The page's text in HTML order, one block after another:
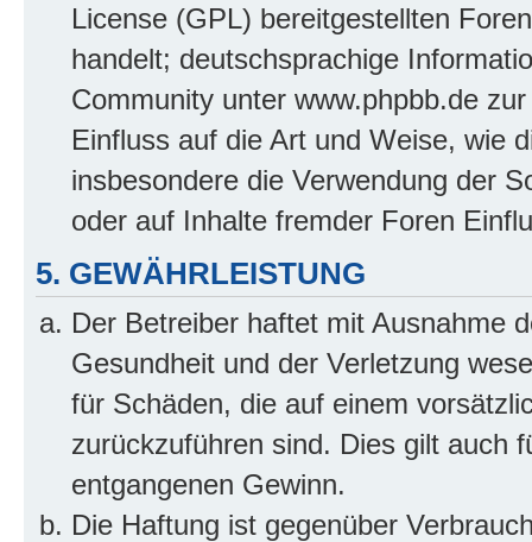
License (GPL) bereitgestellten
handelt; deutschsprachige
Community unter www.phpbb.de
Einfluss auf die Art und Weise, wie
insbesondere die Verwendung der
oder auf Inhalte fremder Foren
5. GEWÄHRLEISTUNG
Der Betreiber haftet mit Ausnahme
Gesundheit und der Verletzung
für Schäden, die auf einem
zurückzuführen sind. Dies gilt auch
entgangenen Gewinn.
Die Haftung ist gegenüber